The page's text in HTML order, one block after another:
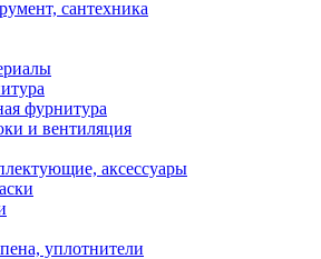
сантехника
фурнитура
и вентиляция
аксессуары
уплотнители